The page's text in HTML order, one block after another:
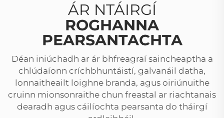
ÁR NTÁIRGÍ
ROGHANNA
PEARSANTACHTA
Déan iniúchadh ar ár bhfreagraí saincheaptha a
chlúdaíonn críchbhuntáistí, galvanáil datha,
lonnaitheailt loighne branda, agus oiriúnuithe
cruinn mionsonraithe chun freastal ar riachtanais
dearadh agus cáilíochta pearsanta do tháirgí